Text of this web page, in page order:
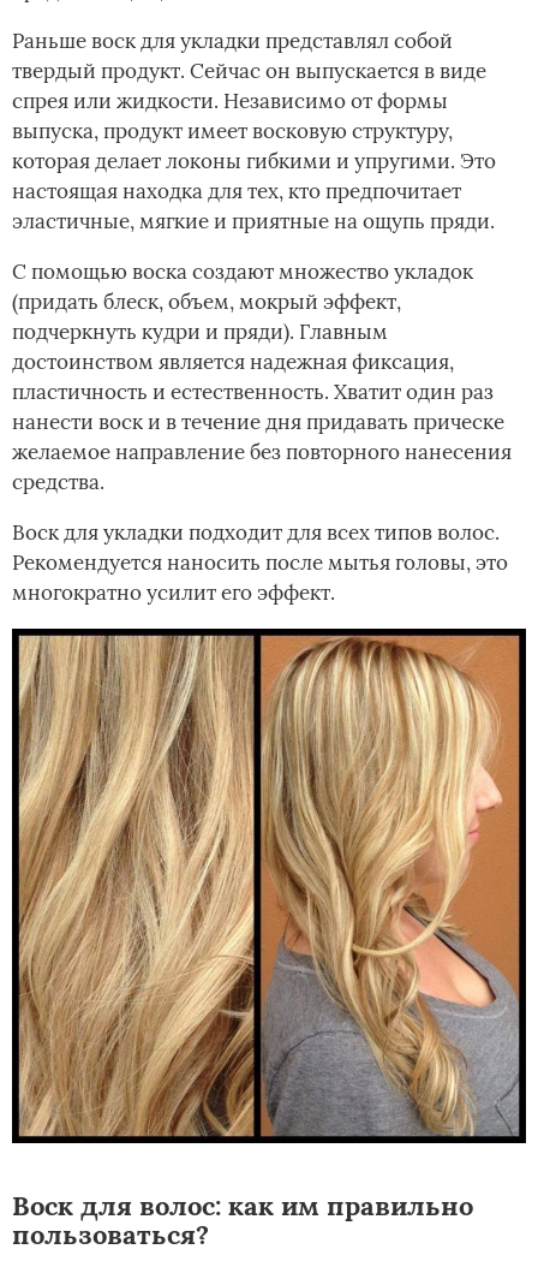
Раньше воск для укладки представлял собой
твердый продукт. Сейчас он выпускается в виде
спрея или жидкости. Независимо от формы
выпуска, продукт имеет восковую структуру,
которая делает локоны гибкими и упругими. Это
настоящая находка для тех, кто предпочитает
эластичные, мягкие и приятные на ощупь пряди.
С помощью воска создают множество укладок
(придать блеск, объем, мокрый эффект,
подчеркнуть кудри и пряди). Главным
достоинством ­является надежная фиксация,
пластичность и естественность. Хватит один раз
нанести воск и в течение дня придавать прическе
желаемое направление без повторного нанесения
средства.
Воск для укладки подходит для всех типов волос.
Рекомендуется наносить после мытья головы, это
многократно усилит его эффект.
Воск для волос: как им правильно
пользоваться?